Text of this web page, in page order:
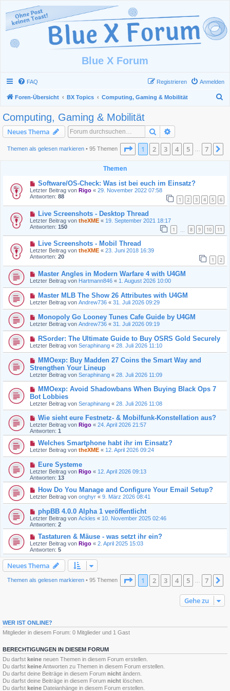
Blue X Forum
FAQ Anmelden
Registrieren
Foren-Übersicht BX Topics Computing, Gaming & Mobilität
Computing, Gaming & Mobilität
Neues Thema Suche
Themen als gelesen markieren• 95 Themen Seite 1von
1 2 3 4 5 7
Themen
Software/OS-Check: Was ist bei euch im Einsatz?
Letzter Beitrag von Rigo « 29. November 2022 07:58
Antworten: 88 1 2 3 4 5 6
Live Screenshots - Desktop Thread
Letzter Beitrag von theXME « 19. September 2021 18:17
Antworten: 150 1 8 9 10 11
Live Screenshots - Mobil Thread
Letzter Beitrag von theXME « 23. Juni 2018 16:39
Antworten: 20 1 2
Master Angles in Modern Warfare 4 with U4GM
Letzter Beitrag von Hartmann846 « 1. August 2026 10:00
Master MLB The Show 26 Attributes with U4GM
Letzter Beitrag von Andrew736 « 31. Juli 2026 09:29
Monopoly Go Looney Tunes Cafe Guide by U4GM
Letzter Beitrag von Andrew736 « 31. Juli 2026 09:19
RSorder: The Ultimate Guide to Buy OSRS Gold Securely
Letzter Beitrag von Seraphinang « 28. Juli 2026 11:10
MMOexp: Buy Madden 27 Coins the Smart Way and
Strengthen Your Lineup
Letzter Beitrag von Seraphinang « 28. Juli 2026 11:09
MMOexp: Avoid Shadowbans When Buying Black Ops 7
Bot Lobbies
Letzter Beitrag von Seraphinang « 28. Juli 2026 11:08
Wie sieht eure Festnetz- & Mobilfunk-Konstellation aus?
Letzter Beitrag von Rigo « 24. April 2026 21:57
Antworten: 1
Welches Smartphone habt ihr im Einsatz?
Letzter Beitrag von theXME « 12. April 2026 09:24
Eure Systeme
Letzter Beitrag von Rigo « 12. April 2026 09:13
Antworten: 13
How Do You Manage and Configure Your Email Setup?
Letzter Beitrag von onghyr « 9. März 2026 08:41
phpBB 4.0.0 Alpha 1 veröffentlicht
Letzter Beitrag von Ackles « 10. November 2025 02:46
Antworten: 2
Tastaturen & Mäuse - was setzt ihr ein?
Letzter Beitrag von Rigo « 2. April 2025 15:03
Antworten: 5
Neues Thema
Themen als gelesen markieren• 95 Themen Seite 1von
1 2 3 4 5 7
Gehe zu
WER IST ONLINE?
Mitglieder in diesem Forum: 0 Mitglieder und 1 Gast
BERECHTIGUNGEN IN DIESEM FORUM
Du darfst keine neuen Themen in diesem Forum erstellen.
Du darfst keineAntworten zu Themen in diesem Forum erstellen.
Du darfst deine Beiträge in diesem Forum nicht ändern.
Du darfst deine Beiträge in diesem Forum nicht löschen.
Du darfst keine Dateianhänge in diesem Forum erstellen.